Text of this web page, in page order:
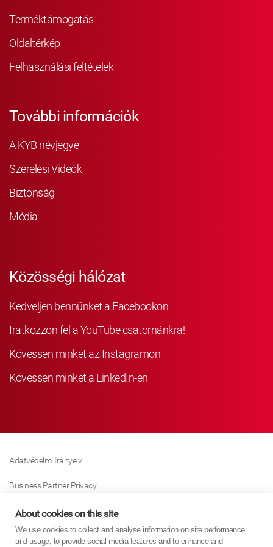
Terméktámogatás
Oldaltérkép
Felhasználási feltételek
További információk
A KYB névjegye
Szerelési Videók
Biztonság
Média
Közösségi hálózat
Kedveljen bennünket a Facebookon
Iratkozzon fel a YouTube csatornánkra!
Kövessen minket az Instagramon
Kövessen minket a LinkedIn-en
Adatvédelmi Irányelv
Business Partner Privacy
Sütikre Vonatkozó Irányelv
Modern Slavery Act Policy
About cookies on this site
We use cookies to collect and analyse information on site performance
and usage, to provide social media features and to enhance and